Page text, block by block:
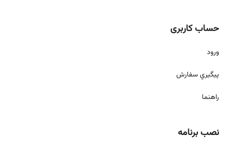
حساب کاربری
ورود
پيگيري سفارش
راهنما
نصب برنامه